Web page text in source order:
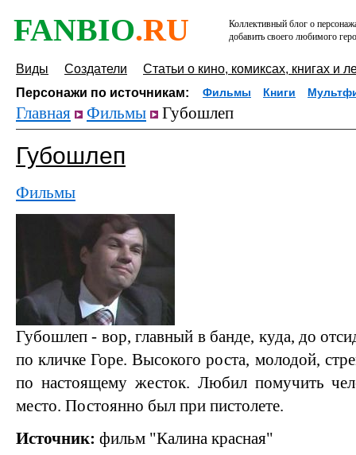
FANBIO.RU
Коллективный блог о
добавить своего любимого
Виды Создатели
Статьи о кино, комиксах, книгах и
Персонажи по источникам:
Фильмы Книги
Главная Фильмы Губошлеп
Губошлеп
Фильмы
Губошлеп - вор, главный в банде, куда, до
по кличке Горе. Высокого роста, молодой,
по настоящему жесток. Любил помучить
место. Постоянно был при пистолете.
Источник: фильм "Калина красная"